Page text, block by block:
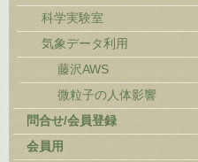
科学実験室
気象データ利用
藤沢AWS
微粒子の人体影響
問合せ/会員登録
会員用